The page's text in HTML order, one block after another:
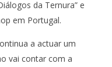
da Ternura” e
em Portugal.
a actuar um
vai contar com a